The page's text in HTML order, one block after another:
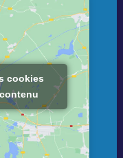
cookies